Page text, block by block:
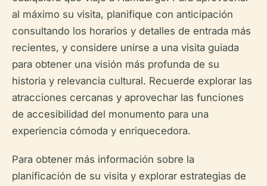
al máximo su visita, planifique con anticipación
consultando los horarios y detalles de entrada más
recientes, y considere unirse a una visita guiada
para obtener una visión más profunda de su
historia y relevancia cultural. Recuerde explorar las
atracciones cercanas y aprovechar las funciones
de accesibilidad del monumento para una
experiencia cómoda y enriquecedora.
Para obtener más información sobre la
planificación de su visita y explorar estrategias de